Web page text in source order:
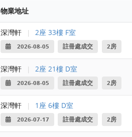
物業地址
深灣軒 | 2座 33樓 F室
2026-08-05 註冊處成交 2房
深灣軒 | 2座 21樓 D室
2026-08-05 註冊處成交 2房
深灣軒 | 1座 6樓 D室
2026-07-17 註冊處成交 2房